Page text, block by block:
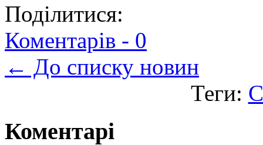
Поділитися:
Коментарів - 0
← До списку новин
Теги:
Коментарі